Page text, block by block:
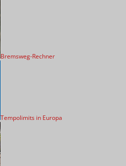
Bremsweg-Rechner
Tempolimits in Europa